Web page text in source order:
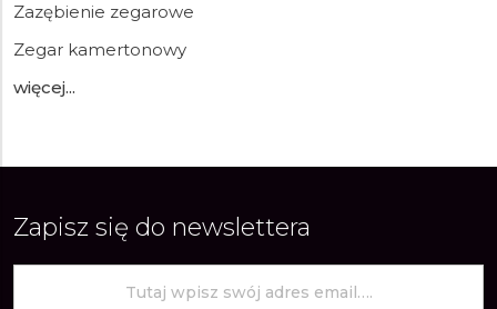
Zazębienie zegarowe
Zegar kamertonowy
więcej...
Zapisz się do newslettera